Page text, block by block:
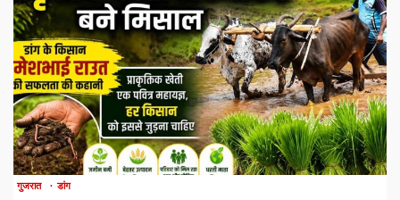
1 min read
गुजरात डांग